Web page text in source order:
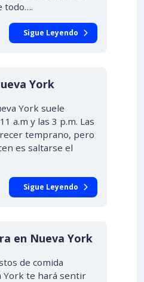
todo….
Sigue Leyendo
York
York suele
a.m y las 3 p.m. Las
temprano, pero
es saltarse el
Sigue Leyendo
en Nueva York
de comida
York te hará sentir